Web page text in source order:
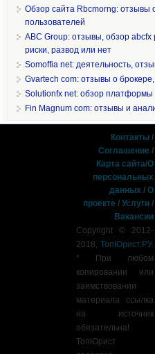
Обзор сайта Rbcmorng: отзывы
пользователей
ABC Group: отзывы, обзор abcfx
риски, развод или нет
Somoffia net: деятельность,
Gvartech com: отзывы о
Solutionfx net: обзор
Fin Magnum com: отзывы и
Контакты /
Соглашение /
Карта сайта/О
персональных
данных /О
проекте /Услуги /
Вакансии
Copyright © 2012-
2018,ТопЮрист.РУ.
* При любом
копировании или
заимствовании
материала ссылка
на источник
обязательна!
ТопЮрист